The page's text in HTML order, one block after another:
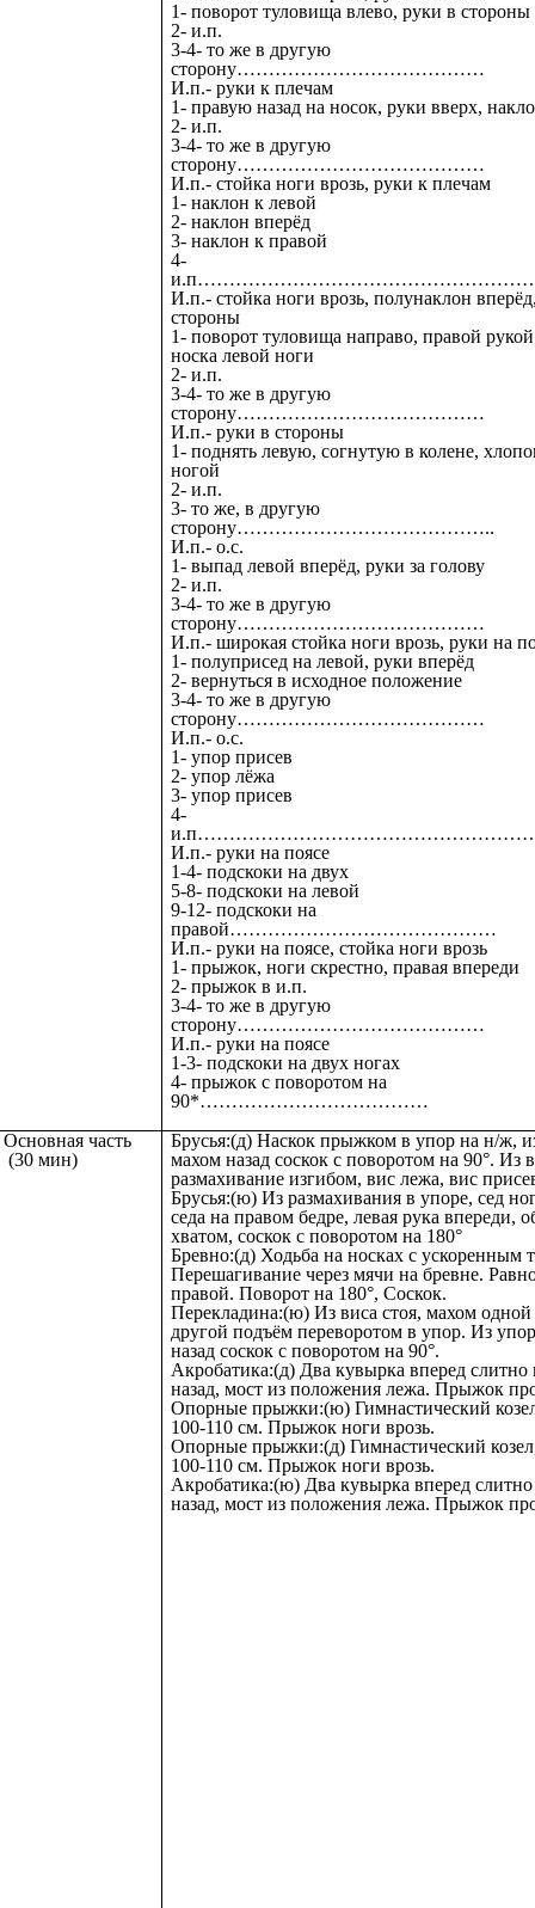
1- поворот туловища влево, руки в стороны
2- и.п.
3-4- то же в другую
сторону…………………………………
И.п.- руки к плечам
1- правую назад на носок, руки вверх,
2- и.п.
3-4- то же в другую
сторону…………………………………
И.п.- стойка ноги врозь, руки к плечам
1- наклон к левой
2- наклон вперёд
3- наклон к правой
4-
И.п.- стойка ноги врозь, полунаклон
стороны
1- поворот туловища направо, правой рукой
носка левой ноги
2- и.п.
3-4- то же в другую
сторону…………………………………
И.п.- руки в стороны
1- поднять левую, согнутую в колене,
ногой
2- и.п.
3- то же, в другую
сторону…………………………………..
И.п.- о.с.
1- выпад левой вперёд, руки за голову
2- и.п.
3-4- то же в другую
сторону…………………………………
И.п.- широкая стойка ноги врозь, руки на
1- полуприсед на левой, руки вперёд
2- вернуться в исходное положение
3-4- то же в другую
сторону…………………………………
И.п.- о.с.
1- упор присев
2- упор лёжа
3- упор присев
4-
И.п.- руки на поясе
1-4- подскоки на двух
5-8- подскоки на левой
9-12- подскоки на
правой……………………………………
И.п.- руки на поясе, стойка ноги врозь
1- прыжок, ноги скрестно, правая впереди
2- прыжок в и.п.
3-4- то же в другую
сторону…………………………………
И.п.- руки на поясе
1-3- подскоки на двух ногах
4- прыжок с поворотом на
90*………………………………
Основная часть
(30 мин)
Брусья:(д) Наскок прыжком в упор на н/ж,
махом назад соскок с поворотом на 90°. Из
размахивание изгибом, вис лежа, вис
Брусья:(ю) Из размахивания в упоре, сед
седа на правом бедре, левая рука впереди,
хватом, соскок с поворотом на 180°
Бревно:(д) Ходьба на носках с ускоренным
Перешагивание через мячи на бревне.
правой. Поворот на 180°, Соскок.
Перекладина:(ю) Из виса стоя, махом
другой подъём переворотом в упор. Из
назад соскок с поворотом на 90°.
Акробатика:(д) Два кувырка вперед слитно
назад, мост из положения лежа. Прыжок
Опорные прыжки:(ю) Гимнастический
100-110 см. Прыжок ноги врозь.
Опорные прыжки:(д) Гимнастический
100-110 см. Прыжок ноги врозь.
Акробатика:(ю) Два кувырка вперед
назад, мост из положения лежа. Прыжок